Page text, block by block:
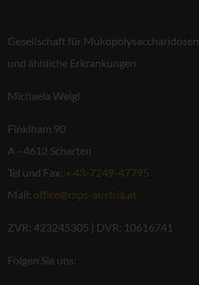
Gesellschaft für Mukopolysaccharidosen
und ähnliche Erkrankungen
Michaela Weigl
Finklham 90
A - 4612 Scharten
Tel und Fax: + 43-7249-47795
Mail: office@mps-austria.at
ZVR: 423245305 | DVR: 10616741
Folgen Sie uns: